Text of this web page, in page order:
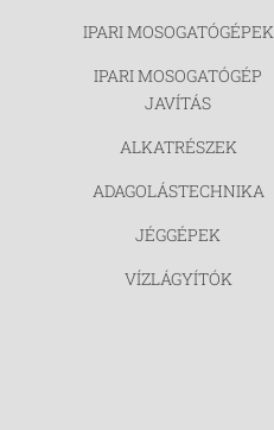
IPARI MOSOGATÓGÉPEK
IPARI MOSOGATÓGÉP
JAVÍTÁS
ALKATRÉSZEK
ADAGOLÁSTECHNIKA
JÉGGÉPEK
VÍZLÁGYÍTÓK